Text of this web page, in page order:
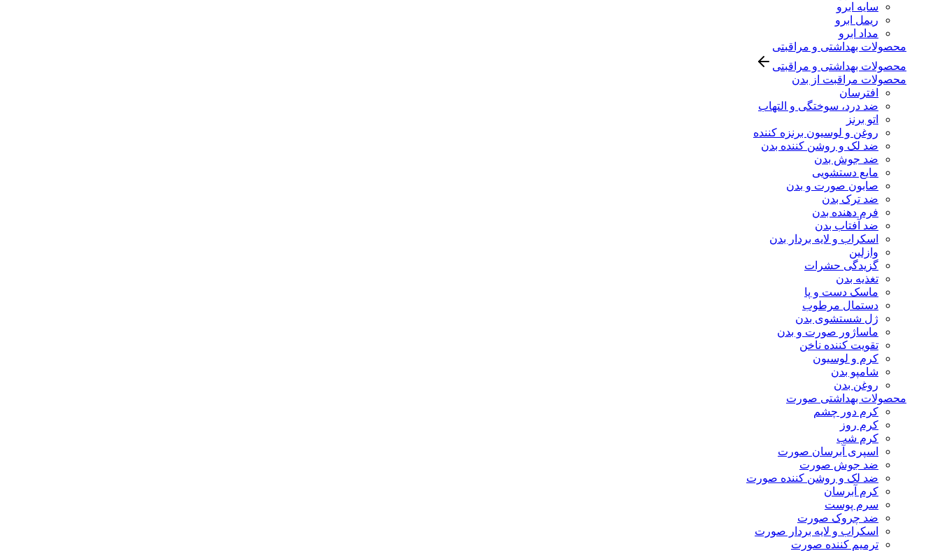
سایه ابرو
ریمل ابرو
مداد ابرو
محصولات بهداشتی و مراقبتی
محصولات بهداشتی و مراقبتی
محصولات مراقبت از بدن
افترسان
ضد درد، سوختگی و التهاب
اتو برنز
روغن و لوسیون برنزه کننده
ضد لک و روشن کننده بدن
ضد جوش بدن
مایع دستشویی
صابون صورت و بدن
ضد ترک بدن
فرم دهنده بدن
ضد آفتاب بدن
اسکراب و لایه بردار بدن
وازلین
گزیدگی حشرات
تغذیه بدن
ماسک دست و پا
دستمال مرطوب
ژل شستشوی بدن
ماساژور صورت و بدن
تقویت کننده ناخن
کرم و لوسیون
شامپو بدن
روغن بدن
محصولات بهداشتی صورت
کرم دور چشم
کرم روز
کرم شب
اسپری آبرسان صورت
ضد جوش صورت
ضد لک و روشن کننده صورت
کرم آبرسان
سرم پوست
ضد چروک صورت
اسکراب و لایه بردار صورت
ترمیم کننده صورت